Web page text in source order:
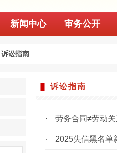
新闻中心 审务公开
诉讼指南
诉讼指南
· 劳务合同≠劳动
· 2025失信黑名单